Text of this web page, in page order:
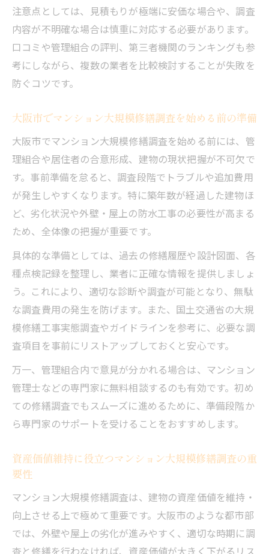
マンション大規模修繕調査の業者選定で失
敗しない方法
過去事例から学ぶマンション大規模修繕調
査の選び方
と注意点
価基準
築年数別にみる大規模修繕調査のポイント
築年数ごとに異なるマンション大規模修繕
調査の着眼点
築30年以上のマンション大規模修繕調査で
重視すべき点
マンション大規模修繕調査の築年数別チェ
ックリスト
経年劣化に対応するマンション大規模修繕
調査の進め方
築浅と築古で変わるマンション大規模修繕
調査の注意点
費用を抑えるための修繕調査実践ガイド
マンション大規模修繕調査で費用を抑える
実践術
用を削減
コスト比較
マンション大規模修繕調査の節約ポイント
実例集
注意点としては、見積もりが極端に安価な場合や、調査
内容が不明確な場合は慎重に対応する必要があります。
口コミや管理組合の評判、第三者機関のランキングも参
考にしながら、複数の業者を比較検討することが失敗を
防ぐコツです。
大阪市でマンション大規模修繕調査を始める前の準備
大阪市でマンション大規模修繕調査を始める前には、管
理組合や居住者の合意形成、建物の現状把握が不可欠で
す。事前準備を怠ると、調査段階でトラブルや追加費用
が発生しやすくなります。特に築年数が経過した建物ほ
ど、劣化状況や外壁・屋上の防水工事の必要性が高まる
ため、全体像の把握が重要です。
具体的な準備としては、過去の修繕履歴や設計図面、各
種点検記録を整理し、業者に正確な情報を提供しましょ
う。これにより、適切な診断や調査が可能となり、無駄
な調査費用の発生を防げます。また、国土交通省の大規
模修繕工事実態調査やガイドラインを参考に、必要な調
査項目を事前にリストアップしておくと安心です。
万一、管理組合内で意見が分かれる場合は、マンション
管理士などの専門家に無料相談するのも有効です。初め
ての修繕調査でもスムーズに進めるために、準備段階か
ら専門家のサポートを受けることをおすすめします。
資産価値維持に役立つマンション大規模修繕調査の重
要性
マンション大規模修繕調査は、建物の資産価値を維持・
向上させる上で極めて重要です。大阪市のような都市部
では、外壁や屋上の劣化が進みやすく、適切な時期に調
査と修繕を行わなければ、資産価値が大きく下がるリス